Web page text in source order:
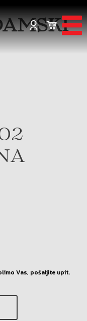
Vas, pošaljite upit.